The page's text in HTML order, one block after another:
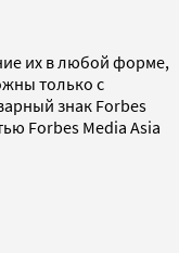
их в любой форме,
только с
знак Forbes
Forbes Media Asia